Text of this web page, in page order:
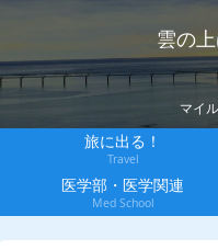
雲の
マイ
旅に出る！
Travel
医学部・医学関連
Med School